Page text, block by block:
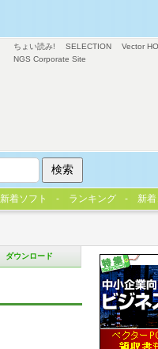
ダウンロード
ちょい読み! SELECTION
Vector
NGS Corporate Site
新着ソフト ランキング 新